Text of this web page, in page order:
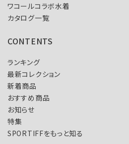
ワコールコラボ水着
カタログ一覧
CONTENTS
ランキング
最新コレクション
新着商品
おすすめ商品
お知らせ
特集
SPORTIFFをもっと知る